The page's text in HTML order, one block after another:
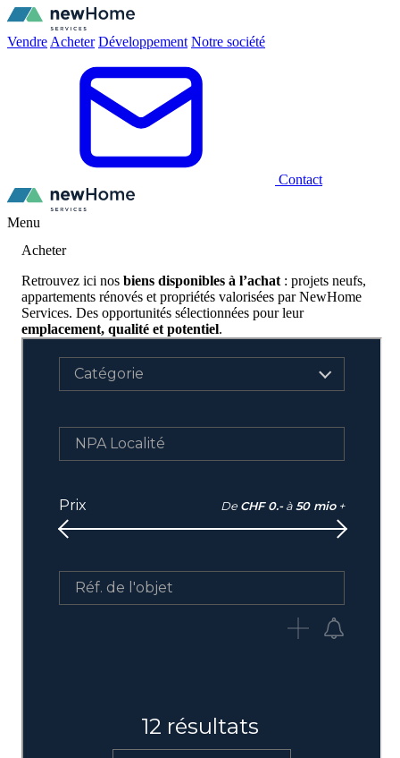
Vendre Acheter Développement Notre société
Contact
Menu
Acheter
Retrouvez ici nos biens disponibles à l’achat : projets neufs,
appartements rénovés et propriétés valorisées par NewHome
Services. Des opportunités sélectionnées pour leur
emplacement, qualité et potentiel.